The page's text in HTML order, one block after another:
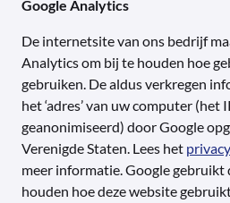
Google Analytics
De internetsite van ons bedrijf
Analytics om bij te houden hoe
gebruiken. De aldus verkregen
het ‘adres’ van uw computer
geanonimiseerd) door Google
Verenigde Staten. Lees het
meer informatie. Google
houden hoe deze website